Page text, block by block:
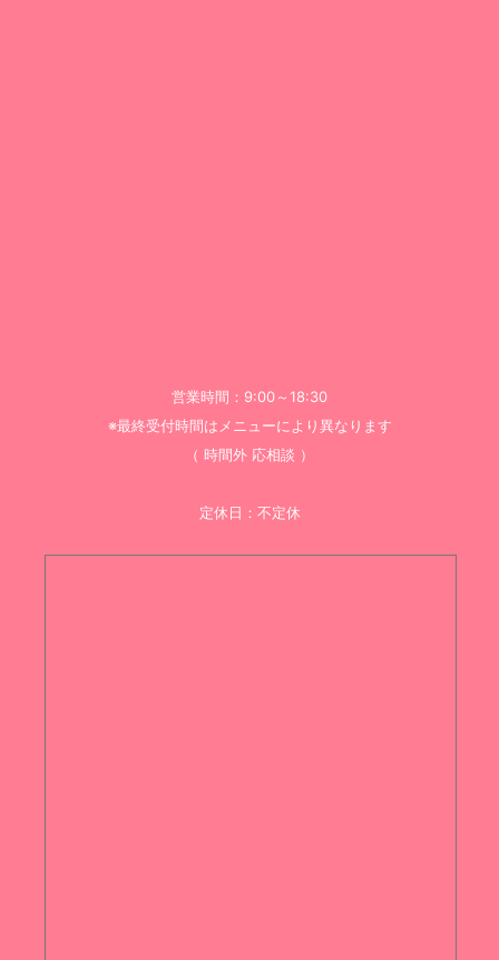
営業時間：9:00～18:30
※最終受付時間はメニューにより異なります
（ 時間外 応相談 ）
定休日：不定休